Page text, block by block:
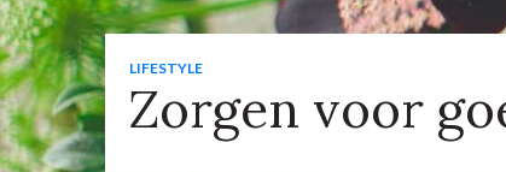
LIFESTYLE
Zorgen voor